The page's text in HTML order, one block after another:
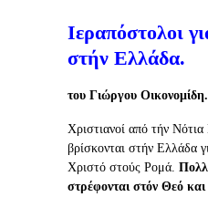
Ιεραπόστολοι
στήν Ελλάδα.
του Γιώργου Οικονομίδη.
Χριστιανοί από τήν
βρίσκονται στήν Ελλάδα
Χριστό στούς Ρομά.
στρέφονται στόν Θεό και